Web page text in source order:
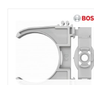
Do porównania